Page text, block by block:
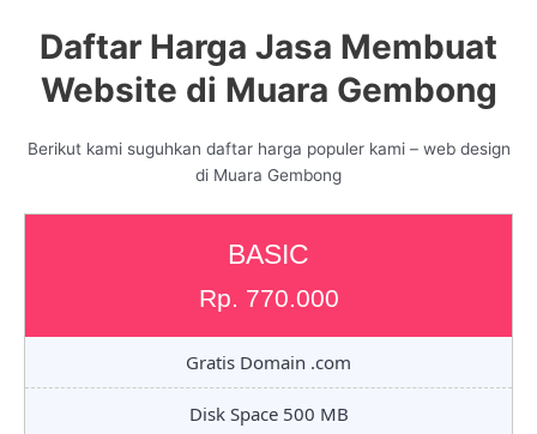
Daftar Harga Jasa Membuat
Website di Muara Gembong
Berikut kami suguhkan daftar harga populer kami – web design
di Muara Gembong
BASIC
Rp. 770.000
Gratis Domain .com
Disk Space 500 MB